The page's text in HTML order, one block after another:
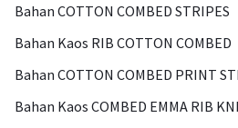
Bahan COTTON COMBED STRIPES
Bahan Kaos RIB COTTON COMBED
Bahan COTTON COMBED PRINT
Bahan Kaos COMBED EMMA RIB